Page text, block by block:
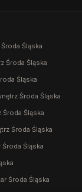
Śląska
Środa Śląska
Śląska
Środa Śląska
Środa Śląska
Środa Śląska
Środa Śląska
Środa Śląska